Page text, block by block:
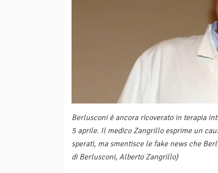
Berlusconi è ancora ricoverato in terapia
5 aprile. Il medico Zangrillo esprime un
sperati, ma smentisce le fake news che
di Berlusconi, Alberto Zangrillo)